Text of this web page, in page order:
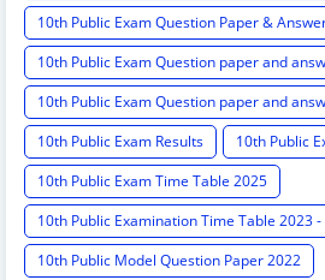
10th Public Exam Question Paper &
10th Public Exam Question paper and
10th Public Exam Question paper and
10th Public Exam Results
10th Public
10th Public Exam Time Table 2025
10th Public Examination Time Table 2023
10th Public Model Question Paper 2022